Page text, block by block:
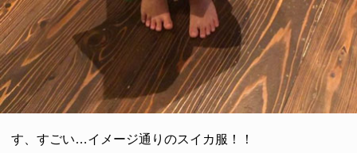
す、すごい…イメージ通りのスイカ服！！